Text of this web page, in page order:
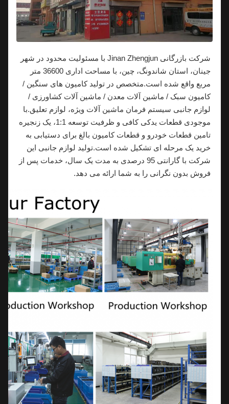
شرکت بازرگانی Jinan Zhengjun با مسئولیت محدود در شهر
جینان، استان شاندونگ، چین، با مساحت اداری 36600 متر
مربع واقع شده است.متخصص در تولید کامیون های سنگین /
کامیون سبک / ماشین آلات معدن / ماشین آلات کشاورزی /
لوازم جانبی سیستم فرمان ماشین آلات ویژه، لوازم تعلیق.با
موجودی قطعات یدکی کافی و ظرفیت توسعه 1:1، یک زنجیره
تامین قطعات خودرو و قطعات کامیون بالغ برای دستیابی به
خرید یک مرحله ای تشکیل شده است.تولید لوازم جانبی این
شرکت با گارانتی 95 درصدی به مدت یک سال، خدمات پس از
فروش بدون نگرانی را به شما ارائه می دهد.